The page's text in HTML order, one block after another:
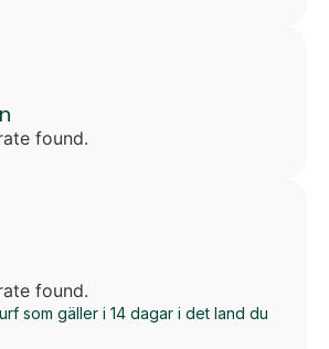
found.
found.
som gäller i 14 dagar i det land du